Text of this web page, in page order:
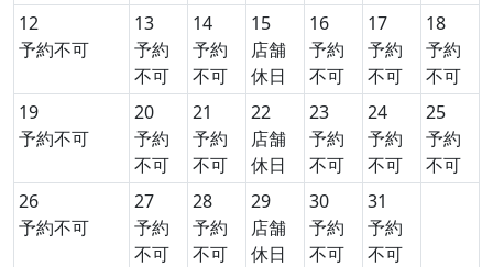
12
予約不可
13
予約
不可
14
予約
不可
15
店舗
休日
16
予約
不可
17
予約
不可
18
予約
不可
19
予約不可
20
予約
不可
21
予約
不可
22
店舗
休日
23
予約
不可
24
予約
不可
25
予約
不可
26
予約不可
27
予約
不可
28
予約
不可
29
店舗
休日
30
予約
不可
31
予約
不可